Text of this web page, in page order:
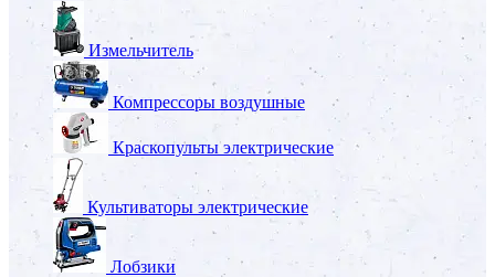
Измельчитель
Компрессоры воздушные
Краскопульты электрические
Культиваторы электрические
Лобзики